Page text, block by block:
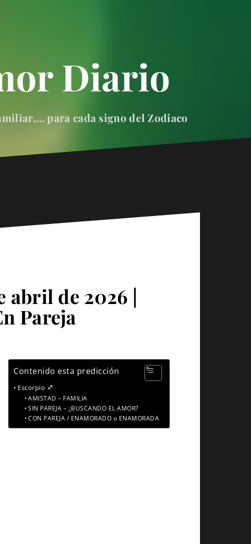
Diario
para cada signo del Zodiaco
abril de 2026 |
Pareja
Contenido esta predicción
Escorpio ♐
AMISTAD – FAMILIA
SIN PAREJA – ¿BUSCANDO EL AMOR?
CON PAREJA / ENAMORADO o ENAMORADA